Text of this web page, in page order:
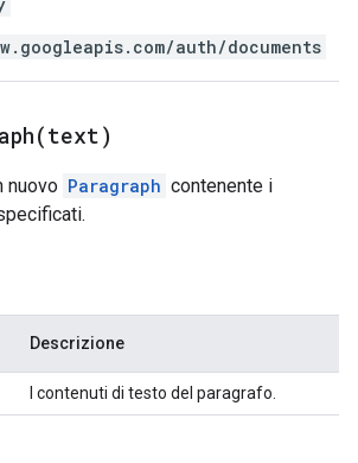
auth/documents
text)
nuovo Paragraph contenente i
Descrizione
I contenuti di testo del paragrafo.